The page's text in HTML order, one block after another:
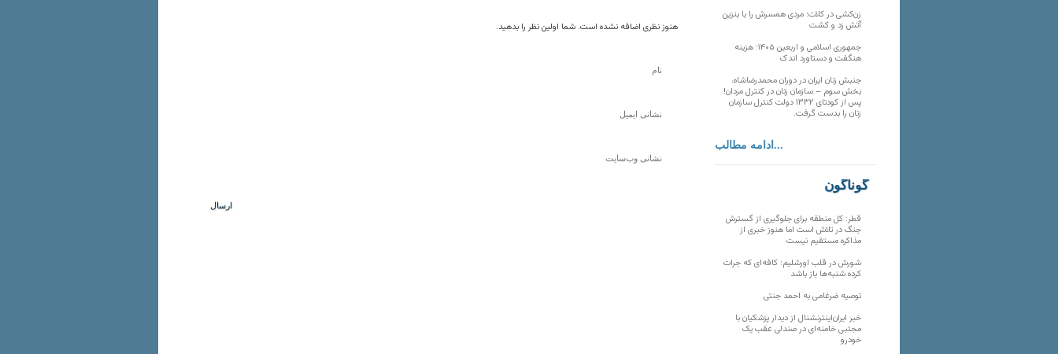
هنوز نظری اضافه نشده است. شما اولین نظر را بدهید.
زن‌کشی در کلات؛ مردی همسرش را با بنزین
آتش زد و کشت
جمهوری اسلامی و اربعین ۱۴۰۵؛ هزینه
هنگفت و دستاورد اندک
جنبش زنان ایران در دوران محمدرضاشاه،
بخش سوم – سازمان زنان در کنترل مردان!
پس از کودتای ۱۳۳۲ دولت کنترل سازمان
زنان را بدست گرفت.
ادامه مطالب...
گوناگون
قطر: کل منطقه برای جلوگیری از گسترش
جنگ در تلاش است اما هنوز خبری از
مذاکره مستقیم نیست
شورش در قلب اورشلیم؛ کافه‌ای که جرات
کرده شنبه‌ها باز باشد
توصیه ضرغامی به احمد جنتی
خبر ایران‌اینترنشنال از دیدار پزشکیان با
مجتبی خامنه‌ای در صندلی عقب یک
خودرو